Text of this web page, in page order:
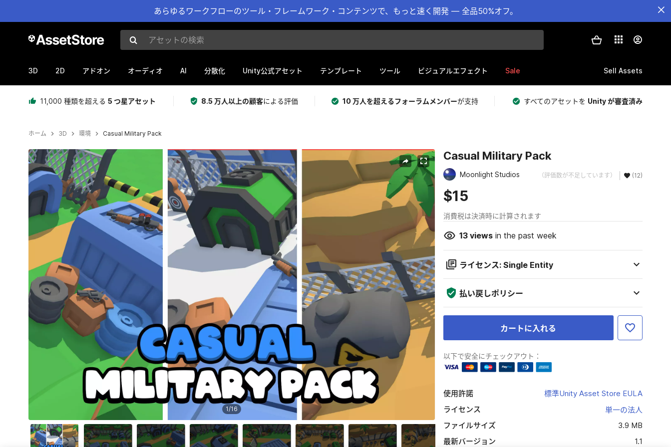
あらゆるワークフローのツール・フレームワーク・コンテンツで、もっと速く開発 — 全品50%オフ。
アセットの検索
3D 2D アドオン オーディオ AI 分散化 Unity公式アセット テンプレート ツール ビジュアルエフェクト Sale Sell Assets
11,000 種類を超える 5 つ星アセット 8.5 万人以上の顧客による評価 10 万人を超えるフォーラムメンバーが支持 すべてのアセットを Unity が審査済み
ホーム 3D 環境 Casual Military Pack
現在のスライド：1 / 16
1/16
Casual Military Pack
Moonlight Studios （評価数が不足しています） (12)
$15
消費税は決済時に計算されます
13viewsin the past week
ライセンス: Single Entity
払い戻しポリシー
カートに入れる
以下で安全にチェックアウト：
使用許諾
標準Unity Asset Store EULA
ライセンス
単一の法人
ファイルサイズ
3.9 MB
最新バージョン
1.1